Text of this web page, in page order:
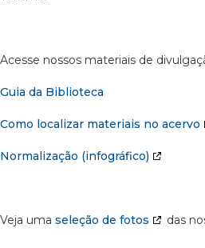
Acesse nossos materiais de
Guia da Biblioteca
Como localizar materiais no acervo
Normalização (infográfico)
Veja uma seleção de fotos das